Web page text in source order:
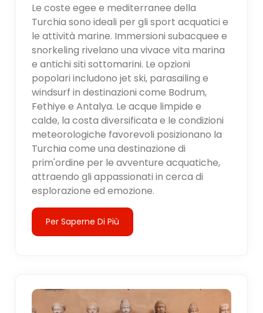
Le coste egee e mediterranee della
Turchia sono ideali per gli sport acquatici e
le attività marine. Immersioni subacquee e
snorkeling rivelano una vivace vita marina
e antichi siti sottomarini. Le opzioni
popolari includono jet ski, parasailing e
windsurf in destinazioni come Bodrum,
Fethiye e Antalya. Le acque limpide e
calde, la costa diversificata e le condizioni
meteorologiche favorevoli posizionano la
Turchia come una destinazione di
prim'ordine per le avventure acquatiche,
attraendo gli appassionati in cerca di
esplorazione ed emozione.
Per Saperne Di Più